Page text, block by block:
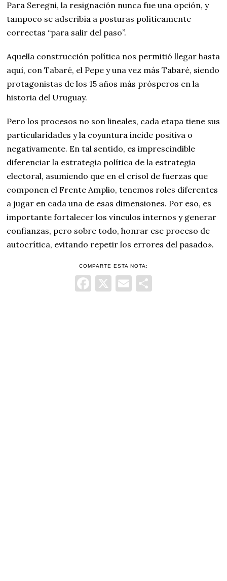
Para Seregni, la resignación nunca fue una opción, y
tampoco se adscribía a posturas políticamente
correctas “para salir del paso”.
Aquella construcción política nos permitió llegar hasta
aquí, con Tabaré, el Pepe y una vez más Tabaré, siendo
protagonistas de los 15 años más prósperos en la
historia del Uruguay.
Pero los procesos no son lineales, cada etapa tiene sus
particularidades y la coyuntura incide positiva o
negativamente. En tal sentido, es imprescindible
diferenciar la estrategia política de la estrategia
electoral, asumiendo que en el crisol de fuerzas que
componen el Frente Amplio, tenemos roles diferentes
a jugar en cada una de esas dimensiones. Por eso, es
importante fortalecer los vínculos internos y generar
confianzas, pero sobre todo, honrar ese proceso de
autocrítica, evitando repetir los errores del pasado».
COMPARTE ESTA NOTA:
Facebook
X Email